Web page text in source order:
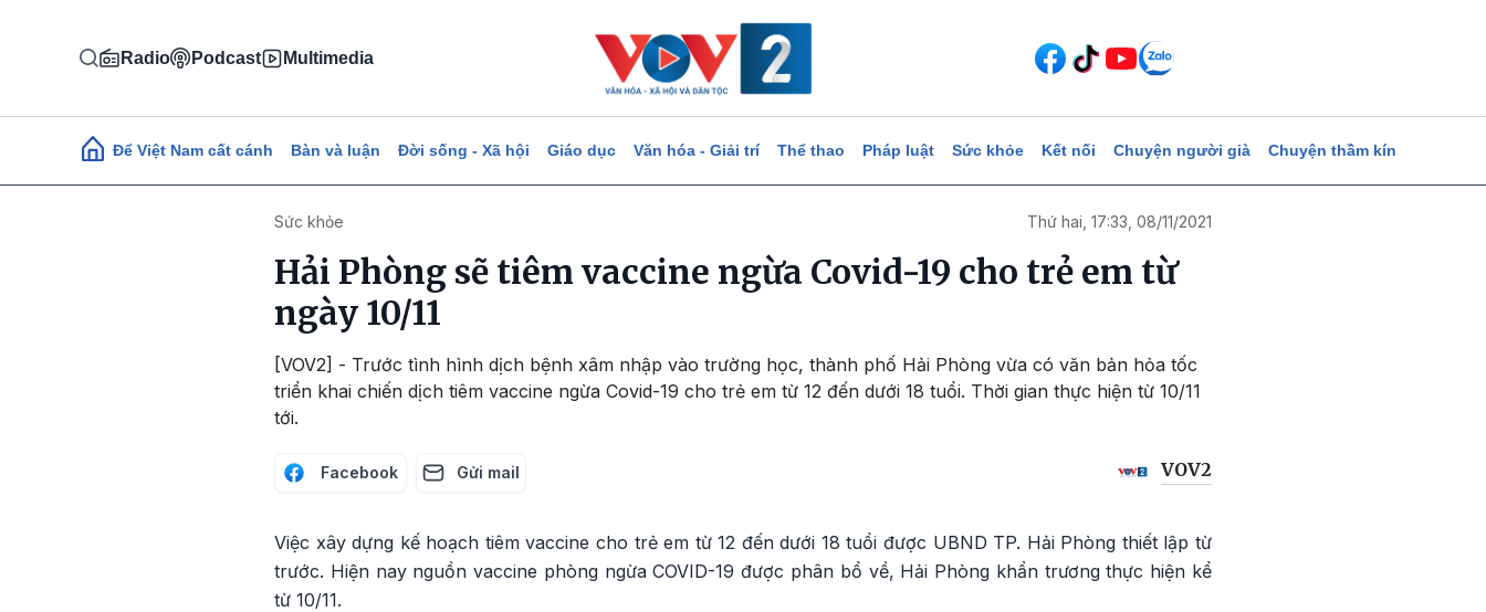
Radio Podcast Multimedia
Main navigation
Để Việt Nam cất cánh Bàn và luận Đời sống - Xã hội Giáo dục Văn hóa - Giải trí Thể thao Pháp luật Sức khỏe Kết nối Chuyện người già Chuyện thầm kín
Sức khỏe Thứ hai, 17:33, 08/11/2021
Hải Phòng sẽ tiêm vaccine ngừa Covid-19 cho trẻ em từ
ngày 10/11
[VOV2] - Trước tình hình dịch bệnh xâm nhập vào trường học, thành phố Hải Phòng vừa có văn bản hỏa tốc
triển khai chiến dịch tiêm vaccine ngừa Covid-19 cho trẻ em từ 12 đến dưới 18 tuổi. Thời gian thực hiện từ 10/11
tới.
Facebook Gửi mail VOV2
Việc xây dựng kế hoạch tiêm vaccine cho trẻ em từ 12 đến dưới 18 tuổi được UBND TP. Hải Phòng thiết lập từ
trước. Hiện nay nguồn vaccine phòng ngừa COVID-19 được phân bổ về, Hải Phòng khẩn trương thực hiện kể
từ 10/11.